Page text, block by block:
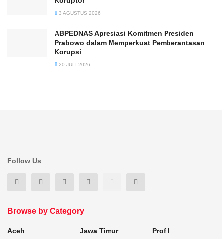
3 AGUSTUS 2026
ABPEDNAS Apresiasi Komitmen Presiden
Prabowo dalam Memperkuat Pemberantasan
Korupsi
20 JULI 2026
Follow Us
Browse by Category
Aceh
Jawa Timur
Profil